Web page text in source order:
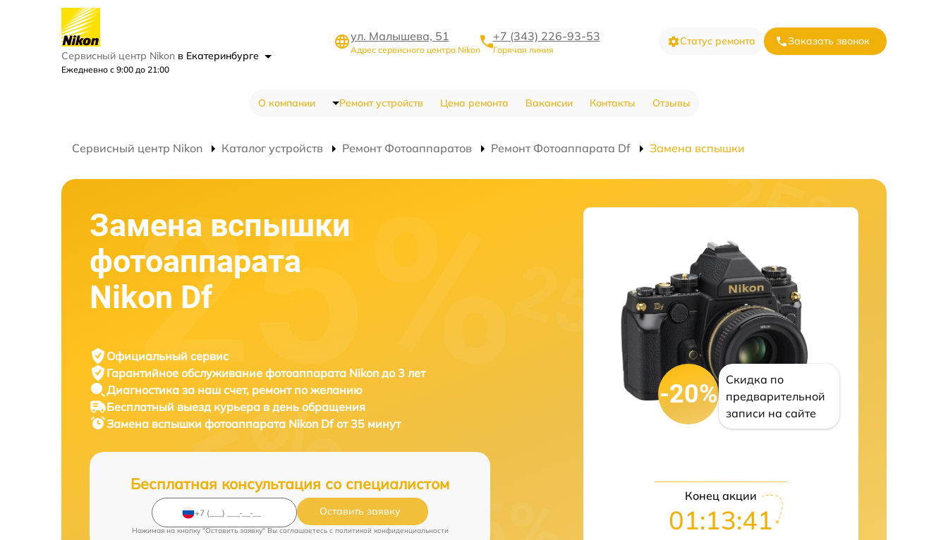
Сервисный центр Nikon в Екатеринбурге
Ежедневно с 9:00 до 21:00
ул. Малышева, 51
Адрес сервисного центра Nikon
+7 (343) 226-93-53
Горячая линия
Статус ремонта Заказать звонок
О компании Ремонт устройств Цена ремонта Вакансии Контакты Отзывы
Сервисный центр Nikon Каталог устройств Ремонт Фотоаппаратов Ремонт Фотоаппарата Df Замена вспышки
Замена вспышки
фотоаппарата
Nikon Df
Официальный сервис
Гарантийное обслуживание фотоаппарата Nikon до 3 лет
Диагностика за наш счет, ремонт по желанию
Бесплатный выезд курьера в день обращения
Замена вспышки фотоаппарата Nikon Df от 35 минут
Бесплатная консультация со специалистом
Оставить заявку
Нажимая на кнопку "Оставить заявку" Вы соглашаетесь c политикой конфиденциальности
-20%
Скидка по
предварительной
записи на сайте
Конец акции
01:13:40